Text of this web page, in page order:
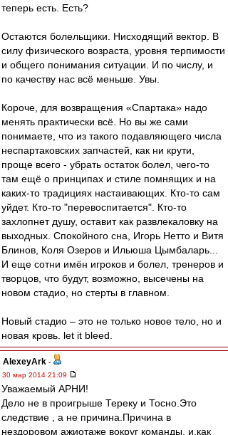
теперь есть. Есть?
Остаются болельщики. Нисходящий вектор. В
силу физического возраста, уровня терпимости
и общего понимания ситуации. И по числу, и
по качеству нас всё меньше. Увы.
Короче, для возвращения «Спартака» надо
менять практически всё. Но вы же сами
понимаете, что из такого подавляющего числа
неспартаковских запчастей, как ни крути,
проще всего - убрать остаток болел, чего-то
там ещё о принципах и стиле помнящих и на
каких-то традициях настаивающих. Кто-то сам
уйдет. Кто-то "перевоспитается". Кто-то
захлопнет душу, оставит как развлекаловку на
выходных. Спокойного сна, Игорь Нетто и Витя
Блинов, Коля Озеров и Ильюша Цымбаларь...
И еще сотни имён игроков и болел, тренеров и
творцов, что будут, возможно, высечены на
новом стадио, но стерты в главном.
Новый стадио – это не только новое тело, но и
новая кровь. let it bleed.
AlexeyArk -
30 мар 2014 21:09
Уважаемый АРНИ!
Дело не в проигрыше Тереку и Тосно.Это
следствие , а не причина.Причина в
нездоровом ажиотаже вокруг команды, и,как